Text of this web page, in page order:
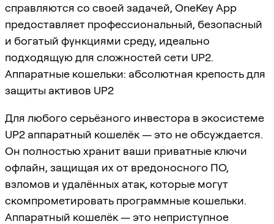
справляются со своей задачей, OneKey App
предоставляет профессиональный, безопасный
и богатый функциями среду, идеально
подходящую для сложностей сети UP2.
Аппаратные кошельки: абсолютная крепость для
защиты активов UP2
Для любого серьёзного инвестора в экосистеме
UP2 аппаратный кошелёк — это не обсуждается.
Он полностью хранит ваши приватные ключи
офлайн, защищая их от вредоносного ПО,
взломов и удалённых атак, которые могут
скомпрометировать программные кошельки.
Аппаратный кошелёк — это неприступное